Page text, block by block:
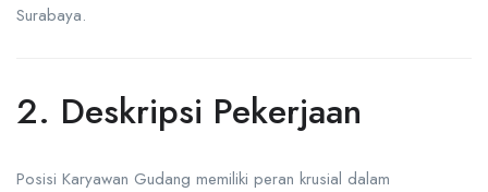
Surabaya.
2. Deskripsi Pekerjaan
Posisi Karyawan Gudang memiliki peran krusial dalam